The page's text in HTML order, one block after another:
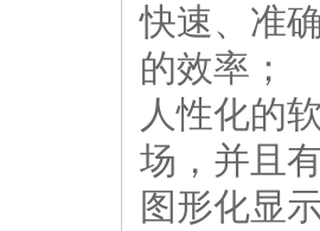
快速、准
的效率；
人性化的
场，并且
图形化显